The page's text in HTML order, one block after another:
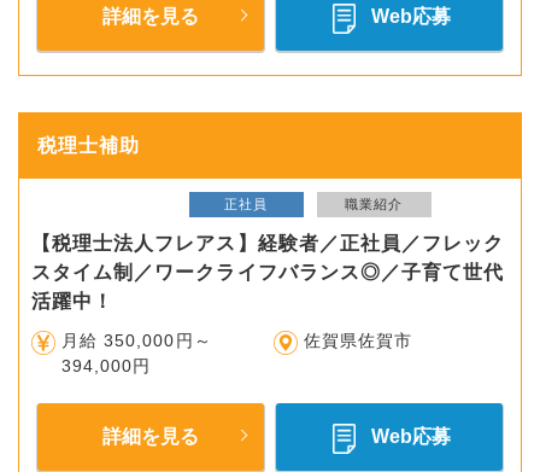
詳細を見る Web応募
税理士補助
正社員 職業紹介
【税理士法人フレアス】経験者／正社員／フレック
スタイム制／ワークライフバランス◎／子育て世代
活躍中！
月給 350,000円～
394,000円
佐賀県佐賀市
詳細を見る Web応募